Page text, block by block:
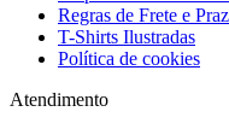
Regras de Frete e
T-Shirts Ilustradas
Política de cookies
Atendimento